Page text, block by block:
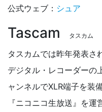
公式ウェブ： シュア
Tascam タスカム
タスカムでは昨年発表さ
デジタル・レコーダーの
ャンネルでXLR端子を装
『ニコニコ生放送』を